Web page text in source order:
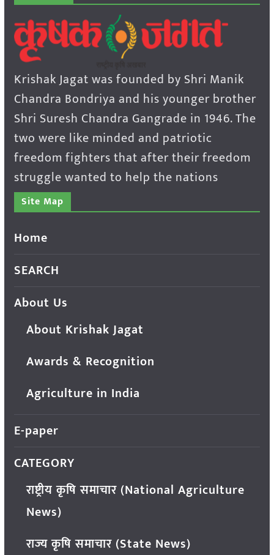
Krishak Jagat was founded by Shri Manik
Chandra Bondriya and his younger brother
Shri Suresh Chandra Gangrade in 1946. The
two were like minded and patriotic
freedom fighters that after their freedom
struggle wanted to help the nations
Site Map
Home
SEARCH
About Us
About Krishak Jagat
Awards & Recognition
Agriculture in India
E-paper
CATEGORY
राष्ट्रीय कृषि समाचार (National Agriculture
News)
राज्य कृषि समाचार (State News)